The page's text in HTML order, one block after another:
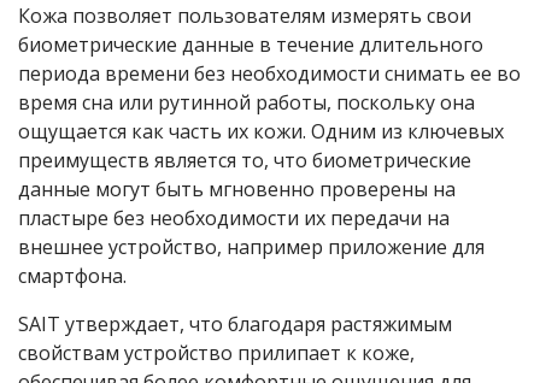
Кожа позволяет пользователям измерять свои
биометрические данные в течение длительного
периода времени без необходимости снимать ее во
время сна или рутинной работы, поскольку она
ощущается как часть их кожи. Одним из ключевых
преимуществ является то, что биометрические
данные могут быть мгновенно проверены на
пластыре без необходимости их передачи на
внешнее устройство, например приложение для
смартфона.
SAIT утверждает, что благодаря растяжимым
свойствам устройство прилипает к коже,